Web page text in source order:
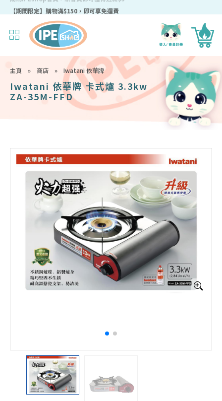
成為IPEshop會員，新會員即可獲得迎新$50購物優惠碼！
主頁 » 商店 » Iwatani 依華牌
Iwatani 依華牌 卡式爐 3.3kw
ZA-35M-FFD